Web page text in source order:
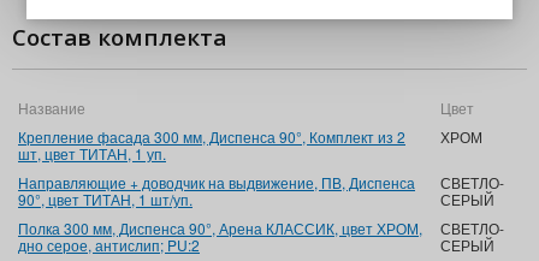
Состав комплекта
Название Цвет
Крепление фасада 300 мм, Диспенса 90°, Комплект из 2
шт, цвет ТИТАН, 1 уп.
ХРОМ
Направляющие + доводчик на выдвижение, ПВ, Диспенса
90°, цвет ТИТАН, 1 шт/уп.
СВЕТЛО-
СЕРЫЙ
Полка 300 мм, Диспенса 90°, Арена КЛАССИК, цвет ХРОМ,
дно серое, антислип; PU:2
СВЕТЛО-
СЕРЫЙ